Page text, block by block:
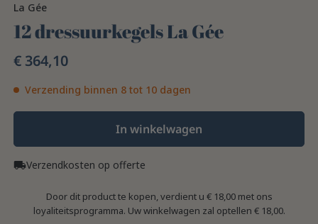
La Gée
12 dressuurkegels La Gée
€ 364,10
Verzending binnen 8 tot 10 dagen
In winkelwagen
local_shippingVerzendkosten op offerte
Door dit product te kopen, verdient u € 18,00met ons
loyaliteitsprogramma. Uw winkelwagen zal optellen € 18,00.